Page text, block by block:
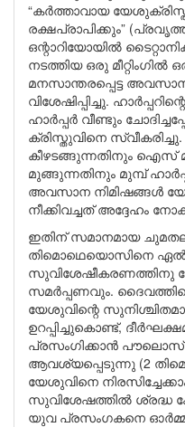
“കർത്താവായ
രക്ഷപ്രാപിക്കും”
ഒന്റാറിയോയിൽ
നടത്തിയ ഒരു
മനസാന്തരപ്പെട്ട
വിശേഷിപ്പിച്ചു.
ഹാർപ്പർ വീണ്ടും
ക്രിസ്തുവിനെ
കീഴടങ്ങുന്നതിനും ഐസ്
മുങ്ങുന്നതിനും മുമ്പ്
അവസാന നിമിഷങ്ങൾ
നീക്കിവച്ചത് അദ്ദേഹം
ഇതിന് സമാനമായ
തിമൊഥെയൊസിനെ
സുവിശേഷീകരണത്തിനു
സമർപ്പണവും.
യേശുവിന്റെ
ഉറപ്പിച്ചുകൊണ്ട്,
പ്രസംഗിക്കാൻ
ആവശ്യപ്പെടുന്നു (2
യേശുവിനെ
സുവിശേഷത്തിൽ ശ്രദ്ധ
യുവ പ്രസംഗകനെ